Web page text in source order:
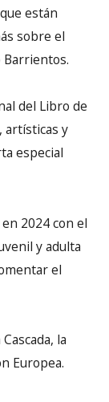
están
sobre el
Barrientos.
del Libro de
artísticas y
especial
2024 con el
y adulta
el
la
Europea.